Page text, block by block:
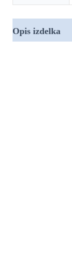
Opis izdelka